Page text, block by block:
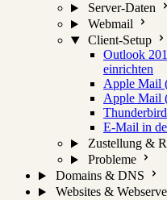
Server-Daten
Webmail
Client-Setup
Outlook
einrichten
Apple Mail
Apple Mail
E-Mail in
Zustellung &
Probleme
Domains & DNS
Websites &